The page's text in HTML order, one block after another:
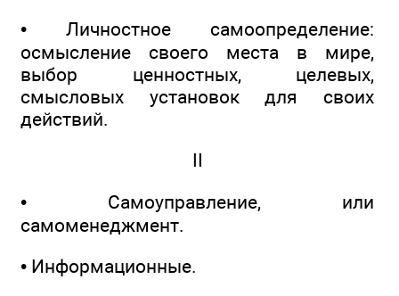
• Личностное самоопределение:
осмысление своего места в мире,
выбор ценностных, целевых,
смысловых установок для своих
действий.
II
• Самоуправление, или
самоменеджмент.
• Информационные.